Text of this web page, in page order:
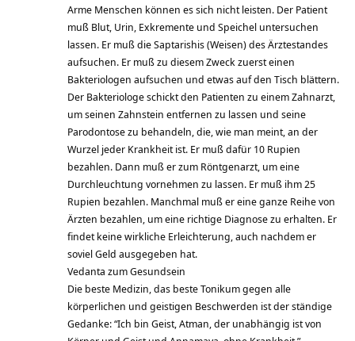
Arme Menschen können es sich nicht leisten. Der Patient
muß Blut, Urin, Exkremente und Speichel untersuchen
lassen. Er muß die Saptarishis (Weisen) des Ärztestandes
aufsuchen. Er muß zu diesem Zweck zuerst einen
Bakteriologen aufsuchen und etwas auf den Tisch blättern.
Der Bakteriologe schickt den Patienten zu einem Zahnarzt,
um seinen Zahnstein entfernen zu lassen und seine
Parodontose zu behandeln, die, wie man meint, an der
Wurzel jeder Krankheit ist. Er muß dafür 10 Rupien
bezahlen. Dann muß er zum Röntgenarzt, um eine
Durchleuchtung vornehmen zu lassen. Er muß ihm 25
Rupien bezahlen. Manchmal muß er eine ganze Reihe von
Ärzten bezahlen, um eine richtige Diagnose zu erhalten. Er
findet keine wirkliche Erleichterung, auch nachdem er
soviel Geld ausgegeben hat.
Vedanta zum Gesundsein
Die beste Medizin, das beste Tonikum gegen alle
körperlichen und geistigen Beschwerden ist der ständige
Gedanke: “Ich bin Geist, Atman, der unabhängig ist von